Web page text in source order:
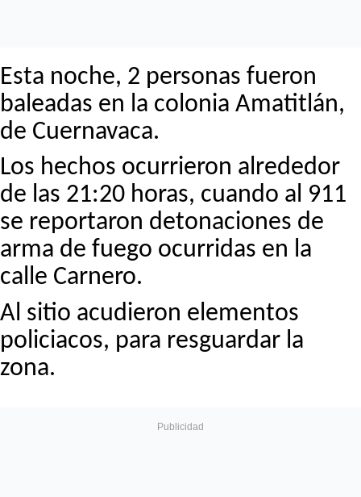
Esta noche, 2 personas fueron
baleadas en la colonia Amatitlán,
de Cuernavaca.
Los hechos ocurrieron alrededor
de las 21:20 horas, cuando al 911
se reportaron detonaciones de
arma de fuego ocurridas en la
calle Carnero.
Al sitio acudieron elementos
policiacos, para resguardar la
zona.